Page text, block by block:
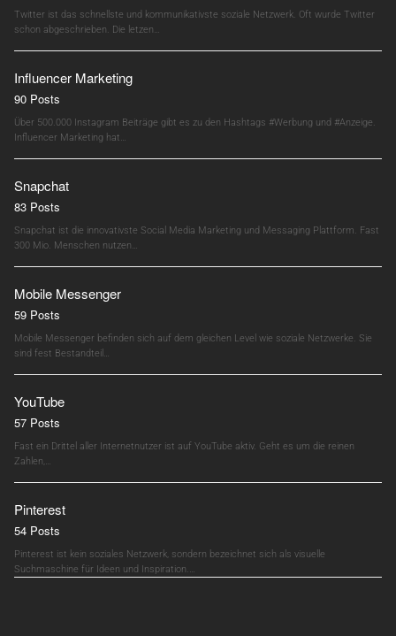
Twitter ist das schnellste und kommunikativste soziale Netzwerk. Oft wurde Twitter
schon abgeschrieben. Die letzen…
Influencer Marketing
90 Posts
Über 500.000 Instagram Beiträge gibt es zu den Hashtags #Werbung und #Anzeige.
Influencer Marketing hat…
Snapchat
83 Posts
Snapchat ist die innovativste Social Media Marketing und Messaging Plattform. Fast
300 Mio. Menschen nutzen…
Mobile Messenger
59 Posts
Mobile Messenger befinden sich auf dem gleichen Level wie soziale Netzwerke. Sie
sind fest Bestandteil…
YouTube
57 Posts
Fast ein Drittel aller Internetnutzer ist auf YouTube aktiv. Geht es um die reinen
Zahlen,…
Pinterest
54 Posts
Pinterest ist kein soziales Netzwerk, sondern bezeichnet sich als visuelle
Suchmaschine für Ideen und Inspiration.…